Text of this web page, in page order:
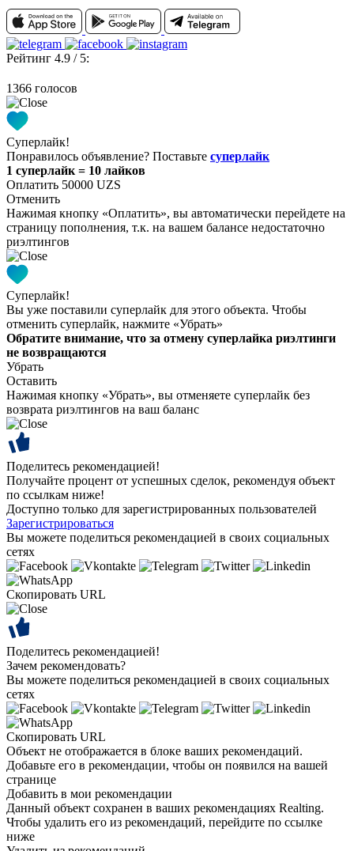
Рейтинг 4.9 / 5:
1366 голосов
Суперлайк!
Понравилось объявление? Поставьте суперлайк
1 суперлайк = 10 лайков
Оплатить 50000 UZS
Отменить
Нажимая кнопку «Оплатить», вы автоматически перейдете на
страницу пополнения, т.к. на вашем балансе недостаточно
риэлтингов
Суперлайк!
Вы уже поставили суперлайк для этого объекта. Чтобы
отменить суперлайк, нажмите «Убрать»
Обратите внимание, что за отмену суперлайка риэлтинги
не возвращаются
Убрать
Оставить
Нажимая кнопку «Убрать», вы отменяете суперлайк без
возврата риэлтингов на ваш баланс
Поделитесь рекомендацией!
Получайте процент от успешных сделок, рекомендуя объект
по ссылкам ниже!
Доступно только для зарегистрированных пользователей
Зарегистрироваться
Вы можете поделиться рекомендацией в своих социальных
сетях
Скопировать URL
Поделитесь рекомендацией!
Зачем рекомендовать?
Вы можете поделиться рекомендацией в своих социальных
сетях
Скопировать URL
Объект не отображается в блоке ваших рекомендаций.
Добавьте его в рекомендации, чтобы он появился на вашей
странице
Добавить в мои рекомендации
Данный объект сохранен в ваших рекомендациях Realting.
Чтобы удалить его из рекомендаций, перейдите по ссылке
ниже